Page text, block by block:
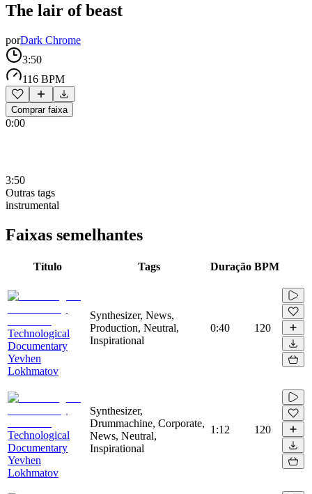
The lair of beast
porDark Chrome
3:50
116 BPM
Comprar faixa
0:00
3:50
Outras tags
instrumental
Faixas semelhantes
Título Tags Duração BPM
Technological
Documentary
Yevhen
Lokhmatov
Synthesizer, News,
Production, Neutral,
Inspirational
0:40 120
Technological
Documentary
Yevhen
Lokhmatov
Synthesizer,
Drummachine, Corporate,
News, Neutral,
Inspirational
1:12 120